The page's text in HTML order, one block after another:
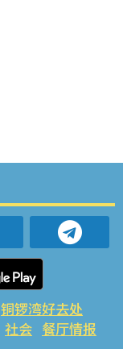
铜锣湾好去处
社会 餐厅情报